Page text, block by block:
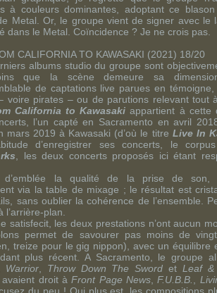
à couleurs dominantes, adoptant ce
Metal. Or, le groupe vient de signer avec le
dans le Metal. Coïncidence ? Je ne crois pas.
CALIFORNIA TO KAWASAKI (2021) 18/20
albums studio du groupe sont
que la scène demeure sa
de captations live parues en témoigne,
voire pirates – ou de parutions relevant tout
California to Kawasaki appartient à cette
l’un capté en Sacramento en avril
mars 2019 à Kawasaki (d’où le titre Live In
d’enregistrer ses concerts, le
, les deux concerts proposés ici étant
d’emblée la qualité de la prise de son,
via la table de mixage ; le résultat est
sans oublier la cohérence de l’ensemble.
l’arrière-plan.
satisfecit, les deux prestations n’ont aucun
permet de savourer pas moins de
treize pour le gig nippon), avec un équilibre
plus récent. A Sacramento, le groupe
Warrior, Throw Down The Sword et Leaf &
avaient droit àFront Page News ,F.U.B.B.